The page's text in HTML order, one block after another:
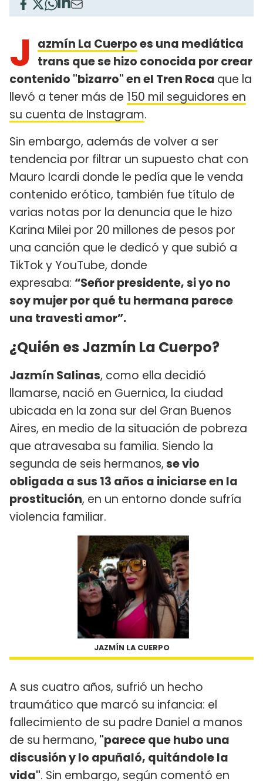
J azmín La Cuerpoes una mediática
trans que se hizo conocida por crear
contenido "bizarro" en el Tren Roca que la
llevó a tener más de 150 mil seguidores en
su cuenta de Instagram.
Sin embargo, además de volver a ser
tendencia por filtrar un supuesto chat con
Mauro Icardi donde le pedía que le venda
contenido erótico, también fue título de
varias notas por la denuncia que le hizo
Karina Milei por 20 millones de pesos por
una canción que le dedicó y que subió a
TikTok y YouTube, donde
expresaba: “Señor presidente, si yo no
soy mujer por qué tu hermana parece
una travesti amor”.
¿Quién es Jazmín La Cuerpo?
Jazmín Salinas, como ella decidió
llamarse, nació en Guernica, la ciudad
ubicada en la zona sur del Gran Buenos
Aires, en medio de la situación de pobreza
que atravesaba su familia. Siendo la
segunda de seis hermanos,se vio
obligada a sus 13 años a iniciarse en la
prostitución, en un entorno donde sufría
violencia familiar.
JAZMÍN LA CUERPO
A sus cuatro años, sufrió un hecho
traumático que marcó su infancia: el
fallecimiento de su padre Daniel a manos
de su hermano, "parece que hubo una
discusión y lo apuñaló, quitándole la
vida". Sin embargo, según comentó en